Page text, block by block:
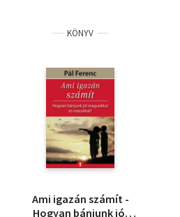
KÖNYV
Ami igazán számít -
Hogyan bánjunk jól